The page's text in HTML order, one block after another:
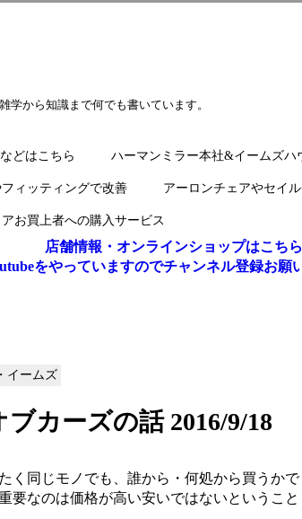
学から知識まで何でも書いています。
どはこちら ハーマンミラー本社&イームズハ
ィッティングで改善 アーロンチェアやセイ
お買上者への購入サービス
店舗情報・オンラインショップはこちら
をやっていますのでチャンネル登録お願
イームズ
カーズの話 2016/9/18
く同じモノでも、誰から・何処から買うかで
要なのは価格が高い安いではないということ